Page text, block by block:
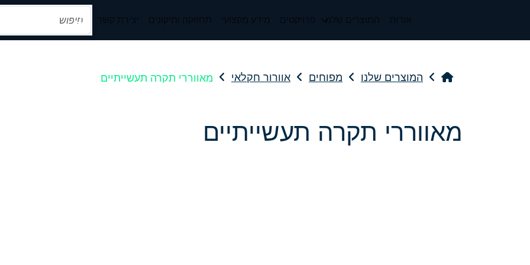
אודות המוצרים שלנו פרויקטים מידע מקצועי תחזוקה ותיקונים יצירת קשר
המוצרים שלנו מפוחים אוורור חקלאי מאווררי תקרה תעשייתיים
מאווררי תקרה תעשייתיים